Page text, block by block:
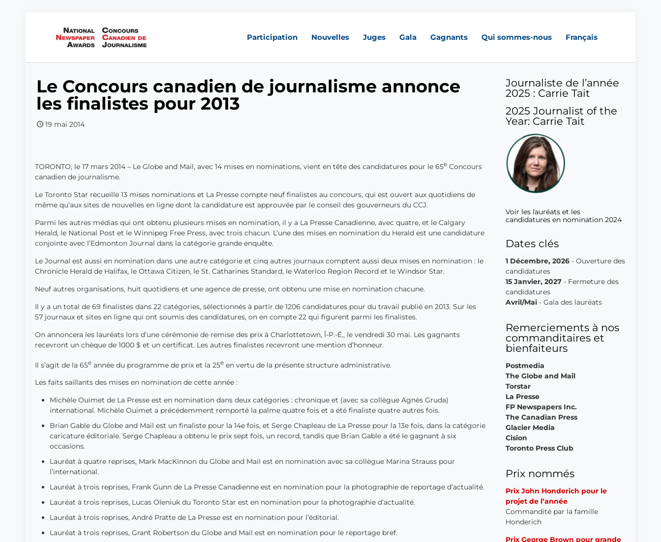
Participation Nouvelles Juges Gala Gagnants Qui sommes-nous Français
Le Concours canadien de journalisme annonce
les finalistes pour 2013
19 mai 2014
TORONTO, le 17 mars 2014 – Le Globe and Mail, avec 14 mises en nominations, vient en tête des candidatures pour le 65e Concours
canadien de journalisme.
Le Toronto Star recueille 13 mises nominations et La Presse compte neuf finalistes au concours, qui est ouvert aux quotidiens de
même qu’aux sites de nouvelles en ligne dont la candidature est approuvée par le conseil des gouverneurs du CCJ.
Parmi les autres médias qui ont obtenu plusieurs mises en nomination, il y a La Presse Canadienne, avec quatre, et le Calgary
Herald, le National Post et le Winnipeg Free Press, avec trois chacun. L’une des mises en nomination du Herald est une candidature
conjointe avec l’Edmonton Journal dans la catégorie grande enquête.
Le Journal est aussi en nomination dans une autre catégorie et cinq autres journaux comptent aussi deux mises en nomination : le
Chronicle Herald de Halifax, le Ottawa Citizen, le St. Catharines Standard, le Waterloo Region Record et le Windsor Star.
Neuf autres organisations, huit quotidiens et une agence de presse, ont obtenu une mise en nomination chacune.
Il y a un total de 69 finalistes dans 22 catégories, sélectionnés à partir de 1206 candidatures pour du travail publié en 2013. Sur les
57 journaux et sites en ligne qui ont soumis des candidatures, on en compte 22 qui figurent parmi les finalistes.
On annoncera les lauréats lors d’une cérémonie de remise des prix à Charlottetown, Î-P.-É., le vendredi 30 mai. Les gagnants
recevront un chèque de 1000 $ et un certificat. Les autres finalistes recevront une mention d’honneur.
Il s’agit de la 65e année du programme de prix et la 25e en vertu de la présente structure administrative.
Les faits saillants des mises en nomination de cette année :
Michèle Ouimet de La Presse est en nomination dans deux catégories : chronique et (avec sa collègue Agnès Gruda)
international. Michèle Ouimet a précédemment remporté la palme quatre fois et a été finaliste quatre autres fois.
Brian Gable du Globe and Mail est un finaliste pour la 14e fois, et Serge Chapleau de La Presse pour la 13e fois, dans la catégorie
caricature éditoriale. Serge Chapleau a obtenu le prix sept fois, un record, tandis que Brian Gable a été le gagnant à six
occasions.
Lauréat à quatre reprises, Mark MacKinnon du Globe and Mail est en nomination avec sa collègue Marina Strauss pour
l’international.
Lauréat à trois reprises, Frank Gunn de La Presse Canadienne est en nomination pour la photographie de reportage d’actualité.
Lauréat à trois reprises, Lucas Oleniuk du Toronto Star est en nomination pour la photographie d’actualité.
Lauréat à trois reprises, André Pratte de La Presse est en nomination pour l’éditorial.
Lauréat à trois reprises, Grant Robertson du Globe and Mail est en nomination pour le reportage bref.
Journaliste de l’année
2025 : Carrie Tait
2025 Journalist of the
Year: Carrie Tait
Voir les lauréats et les
candidatures en nomination 2024
Dates clés
1 Décembre, 2026- Ouverture des
candidatures
15 Janvier, 2027- Fermeture des
candidatures
Avril/Mai - Gala des lauréats
Remerciements à nos
commanditaires et
bienfaiteurs
Postmedia
The Globe and Mail
Torstar
La Presse
FP Newspapers Inc.
The Canadian Press
Glacier Media
Cision
Toronto Press Club
Prix nommés
Prix John Honderich pour le
projet de l’année
Commandité par la famille
Honderich
Prix George Brown pour grande